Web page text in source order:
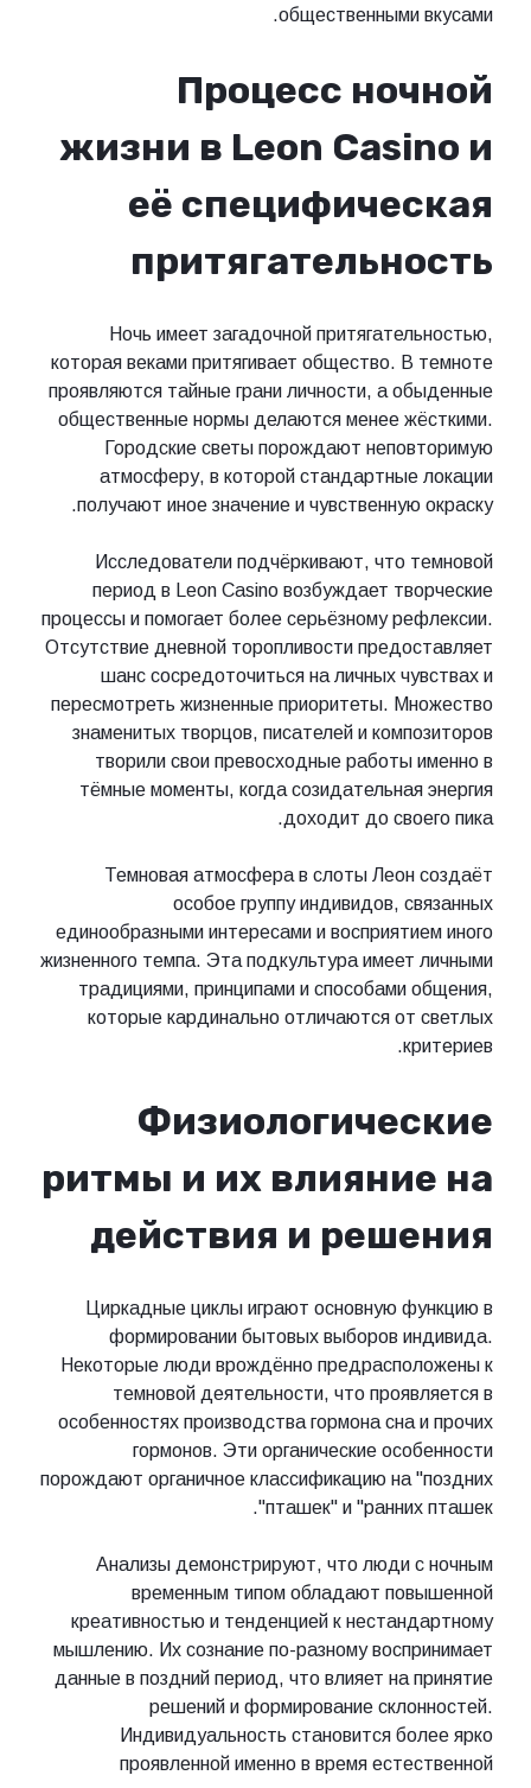
общественными вкусами.
Процесс ночной
жизни в Leon Casino и
её специфическая
притягательность
Ночь имеет загадочной притягательностью,
которая веками притягивает общество. В темноте
проявляются тайные грани личности, а обыденные
общественные нормы делаются менее жёсткими.
Городские светы порождают неповторимую
атмосферу, в которой стандартные локации
получают иное значение и чувственную окраску.
Исследователи подчёркивают, что темновой
период в Leon Casino возбуждает творческие
процессы и помогает более серьёзному рефлексии.
Отсутствие дневной торопливости предоставляет
шанс сосредоточиться на личных чувствах и
пересмотреть жизненные приоритеты. Множество
знаменитых творцов, писателей и композиторов
творили свои превосходные работы именно в
тёмные моменты, когда созидательная энергия
доходит до своего пика.
Темновая атмосфера в слоты Леон создаёт
особое группу индивидов, связанных
единообразными интересами и восприятием иного
жизненного темпа. Эта подкультура имеет личными
традициями, принципами и способами общения,
которые кардинально отличаются от светлых
критериев.
Физиологические
ритмы и их влияние на
действия и решения
Циркадные циклы играют основную функцию в
формировании бытовых выборов индивида.
Некоторые люди врождённо предрасположены к
темновой деятельности, что проявляется в
особенностях производства гормона сна и прочих
гормонов. Эти органические особенности
порождают органичное классификацию на "поздних
пташек" и "ранних пташек".
Анализы демонстрируют, что люди с ночным
временным типом обладают повышенной
креативностью и тенденцией к нестандартному
мышлению. Их сознание по-разному воспринимает
данные в поздний период, что влияет на принятие
решений и формирование склонностей.
Индивидуальность становится более ярко
проявленной именно в время естественной